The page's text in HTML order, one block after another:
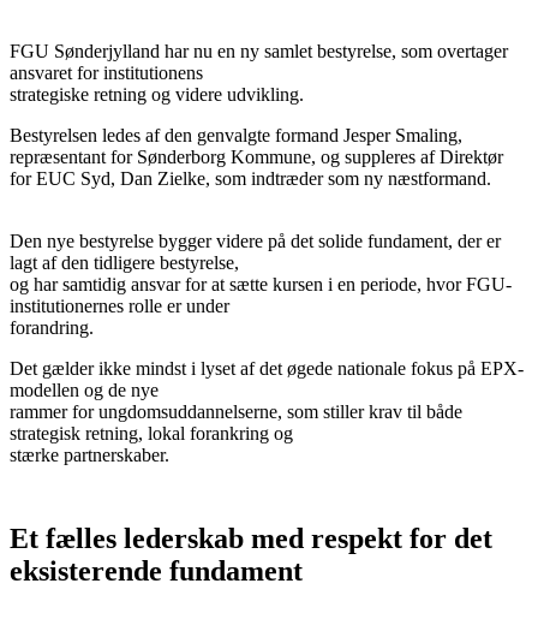
FGU Sønderjylland har nu en ny samlet bestyrelse, som overtager
ansvaret for institutionens
strategiske retning og videre udvikling.
Bestyrelsen ledes af den genvalgte formand Jesper Smaling,
repræsentant for Sønderborg Kommune, og suppleres af Direktør
for EUC Syd, Dan Zielke, som indtræder som ny næstformand.
Den nye bestyrelse bygger videre på det solide fundament, der er
lagt af den tidligere bestyrelse,
og har samtidig ansvar for at sætte kursen i en periode, hvor FGU-
institutionernes rolle er under
forandring.
Det gælder ikke mindst i lyset af det øgede nationale fokus på EPX-
modellen og de nye
rammer for ungdomsuddannelserne, som stiller krav til både
strategisk retning, lokal forankring og
stærke partnerskaber.
Et fælles lederskab med respekt for det
eksisterende fundament